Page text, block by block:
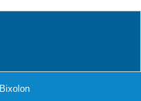
Bixolon